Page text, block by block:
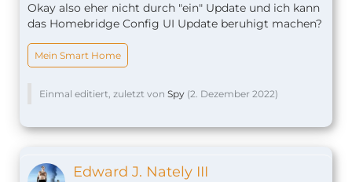
Okay also eher nicht durch "ein" Update und ich kann
das Homebridge Config UI Update beruhigt machen?
Mein Smart Home
Einmal editiert, zuletzt von Spy (2. Dezember 2022)
Edward J. Nately III